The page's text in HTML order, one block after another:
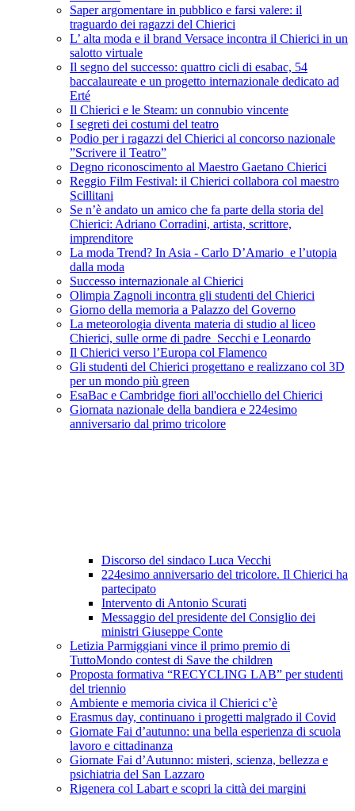
Saper argomentare in pubblico e farsi valere: il
traguardo dei ragazzi del Chierici
L’ alta moda e il brand Versace incontra il Chierici in un
salotto virtuale
Il segno del successo: quattro cicli di esabac, 54
baccalaureate e un progetto internazionale dedicato ad
Erté
Il Chierici e le Steam: un connubio vincente
I segreti dei costumi del teatro
Podio per i ragazzi del Chierici al concorso nazionale
”Scrivere il Teatro”
Degno riconoscimento al Maestro Gaetano Chierici
Reggio Film Festival: il Chierici collabora col maestro
Scillitani
Se n’è andato un amico che fa parte della storia del
Chierici: Adriano Corradini, artista, scrittore,
imprenditore
La moda Trend? In Asia - Carlo D’Amario e l’utopia
dalla moda
Successo internazionale al Chierici
Olimpia Zagnoli incontra gli studenti del Chierici
Giorno della memoria a Palazzo del Governo
La meteorologia diventa materia di studio al liceo
Chierici, sulle orme di padre Secchi e Leonardo
Il Chierici verso l’Europa col Flamenco
Gli studenti del Chierici progettano e realizzano col 3D
per un mondo più green
EsaBac e Cambridge fiori all'occhiello del Chierici
Giornata nazionale della bandiera e 224esimo
anniversario dal primo tricolore
Discorso del sindaco Luca Vecchi
224esimo anniversario del tricolore. Il Chierici ha
partecipato
Intervento di Antonio Scurati
Messaggio del presidente del Consiglio dei
ministri Giuseppe Conte
Letizia Parmiggiani vince il primo premio di
TuttoMondo contest di Save the children
Proposta formativa “RECYCLING LAB” per studenti
del triennio
Ambiente e memoria civica il Chierici c’è
Erasmus day, continuano i progetti malgrado il Covid
Giornate Fai d’autunno: una bella esperienza di scuola
lavoro e cittadinanza
Giornate Fai d’Autunno: misteri, scienza, bellezza e
psichiatria del San Lazzaro
Rigenera col Labart e scopri la città dei margini